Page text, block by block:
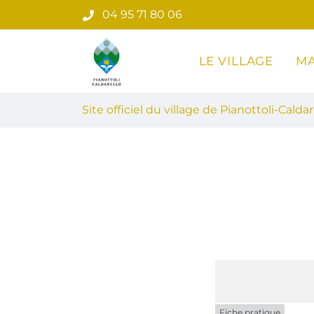
au
04 95 71 80 06
Site officiel du village de
LE VILLAGE
Site officiel du village de Pianottoli-